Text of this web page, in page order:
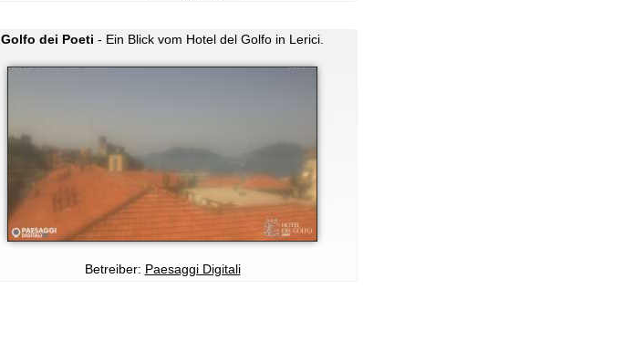
Golfo dei Poeti - Ein Blick vom Hotel del Golfo in Lerici.
Betreiber: Paesaggi Digitali